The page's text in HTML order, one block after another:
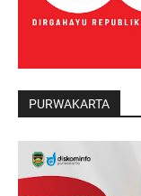
PURWAKARTA